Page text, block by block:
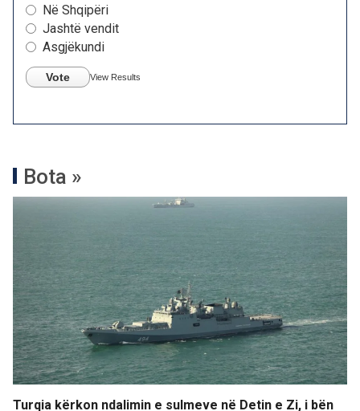
Në Shqipëri
Jashtë vendit
Asgjëkundi
Vote View Results
Bota »
Turqia kërkon ndalimin e sulmeve në Detin e Zi, i bën